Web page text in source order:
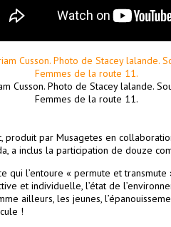
Cusson. Photo de Stacey lalande.
Femmes de la route 11.
produit par Musagetes en
a inclus la participation de douze
qui l’entoure « permute et
et individuelle, l’état de
ailleurs, les jeunes,
!